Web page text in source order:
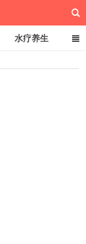
水疗养生